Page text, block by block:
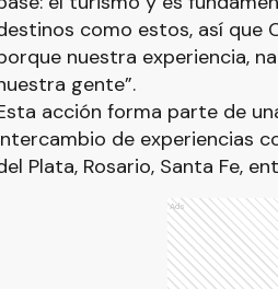
como estos, así que
nuestra experiencia,
gente”.
acción forma parte de
de experiencias
Plata, Rosario, Santa Fe,
Ads